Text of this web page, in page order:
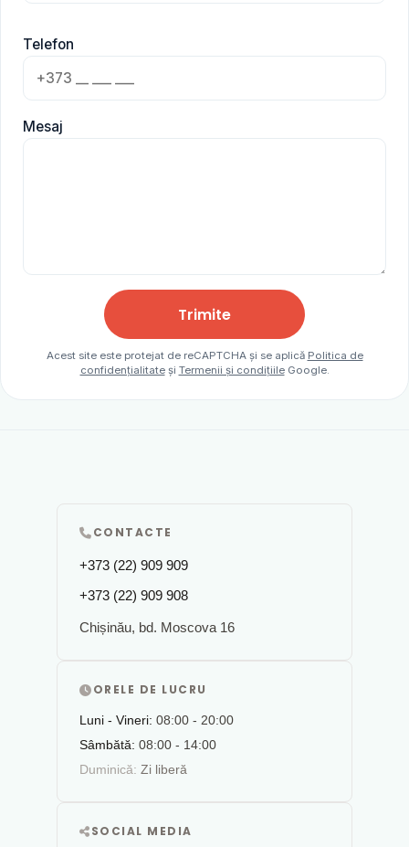
Telefon
Mesaj
Trimite
Acest site este protejat de reCAPTCHA și se aplică Politica de
confidențialitateși Termenii și condițiileGoogle.
CONTACTE
+373 (22) 909 909
+373 (22) 909 908
Chișinău, bd. Moscova 16
ORELE DE LUCRU
Luni - Vineri: 08:00 - 20:00
Sâmbătă: 08:00 - 14:00
Duminică: Zi liberă
SOCIAL MEDIA